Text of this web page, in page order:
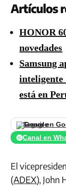
Artículos
HONOR
novedades
Samsung
inteligente
está en
Seguir en
Canal en
El
(ADEX), John